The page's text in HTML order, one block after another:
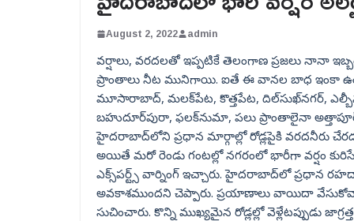
August 2, 2022 admin
వర్షాలు, వరదలతో ఇప్పటికే తెలంగాణ ప్రజలు నానా
ప్రాంతాలు నీట మునిగాయి. ఐతే ఈ వానల బాధ ఇంకా
మూసారాబాద్, మలక్‌పేట, కొత్తపేట, దిల్‌సుఖ్‌నగర్,
బహుదూర్‌పురా, ఫలక్‌నుమా, పలు ప్రాంతాలైనా
హైదరాబాద్‌లోని ప్రధాన మార్గాల్లో రోడ్లపైకి వరదనీరు
అయితే మరో రెండు గంటల్లో నగరంలో భారీగా వర్షం
ఎక్స్‌పర్ట్స్ వార్నింగ్ ఇచ్చారు. హైదరాబాద్‌లో ప్రధాన
అవకాశముందని చెప్పారు. ప్రయాణాలు వాయిదా
సుచించారు. కొన్ని ముఖ్యమైన రోడ్లల్లో వెళ్లేటప్పుడు